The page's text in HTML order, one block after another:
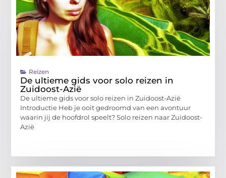
Reizen
De ultieme gids voor solo reizen in
Zuidoost-Azië
De ultieme gids voor solo reizen in Zuidoost-Azië
Introductie Heb je ooit gedroomd van een avontuur
waarin jij de hoofdrol speelt? Solo reizen naar Zuidoost-
Azië